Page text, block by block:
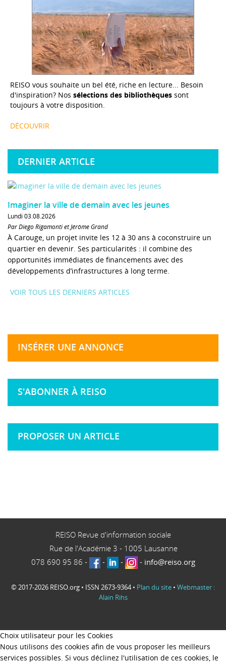
REISO vous souhaite un bel été, riche en lecture... Besoin
d'inspiration? Nos sélections des bibliothèques sont
toujours à votre disposition.
DÉCOUVRIR
DERNIER ARTICLE
Imaginer la ville de demain avec les jeunes
Lundi 03.08.2026
Par Diego Rigamonti et Jérôme Grand
À Carouge, un projet invite les 12 à 30 ans à coconstruire un
quartier en devenir. Ses particularités : il combine des
opportunités immédiates de financements avec des
développements d’infrastructures à long terme.
VOIR TOUS LES DERNIERS ARTICLES
INSÉRER UNE ANNONCE
S'ABONNER À REISO
PROPOSER UN ARTICLE
REISO Revue d'information sociale
Rue de l'Académie 3 - 1005 Lausanne
078 690 95 86 - - - - info@reiso.org
© 2017-2026 REISO.org • ISSN 2673-9364 • Plan du site • Webmaster :
Alain Rihs
Choix utilisateur pour les Cookies
Nous utilisons des cookies afin de vous proposer les meilleurs
services possibles. Si vous déclinez l'utilisation de ces cookies, le